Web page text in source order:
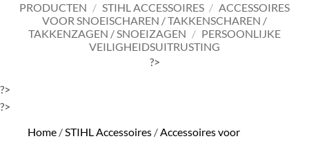
PRODUCTEN / STIHL ACCESSOIRES / ACCESSOIRES
VOOR SNOEISCHAREN / TAKKENSCHAREN /
TAKKENZAGEN / SNOEIZAGEN / PERSOONLIJKE
VEILIGHEIDSUITRUSTING
?>
?>
?>
Home /STIHL Accessoires /Accessoires voor